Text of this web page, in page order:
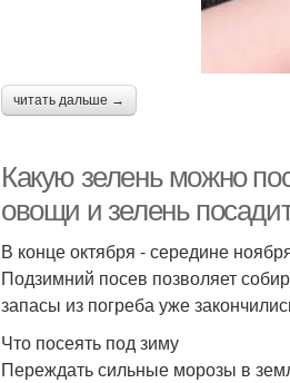
читать дальше →
Какую зелень можно
овощи и зелень
В конце октября - середине
Подзимний посев позволяет
запасы из погреба уже
Что посеять под зиму
Переждать сильные морозы в